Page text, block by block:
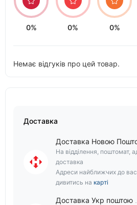
0% 0% 0%
Немає відгуків про цей товар.
Доставка
Доставка Новою
На відділення, поштомат,
доставка
Адреси найближчих до вас
дивитись на карті
Доставка Укр поштою